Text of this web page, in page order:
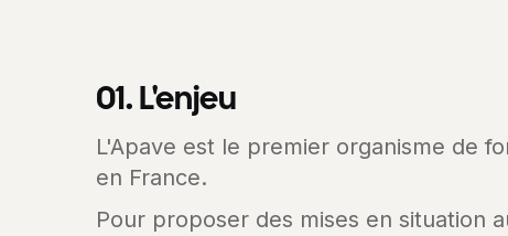
01. L'enjeu
L'Apave est le premier organisme de
en France.
Pour proposer des mises en situation